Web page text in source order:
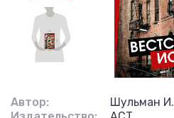
Автор:
Шульман И.